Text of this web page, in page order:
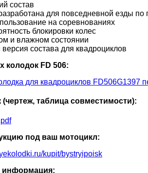
состав
для повседневной езды по
на соревнованиях
блокировки колес
и влажном состоянии
состава для квадроциклов
колодок FD 506:
для квадроциклов FD506G1397
(чертеж, таблица совместимости):
под ваш мотоцикл:
kupit/bystryipoisk
информация: